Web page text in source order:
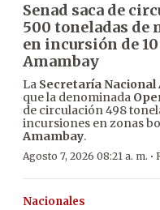
Senad saca de
500 toneladas de
en incursión de
Amambay
La Secretaría
que la denominada
de circulación 498
incursiones en zonas
Amambay.
Agosto 7, 2026 08:21 a. m. ·
Nacionales